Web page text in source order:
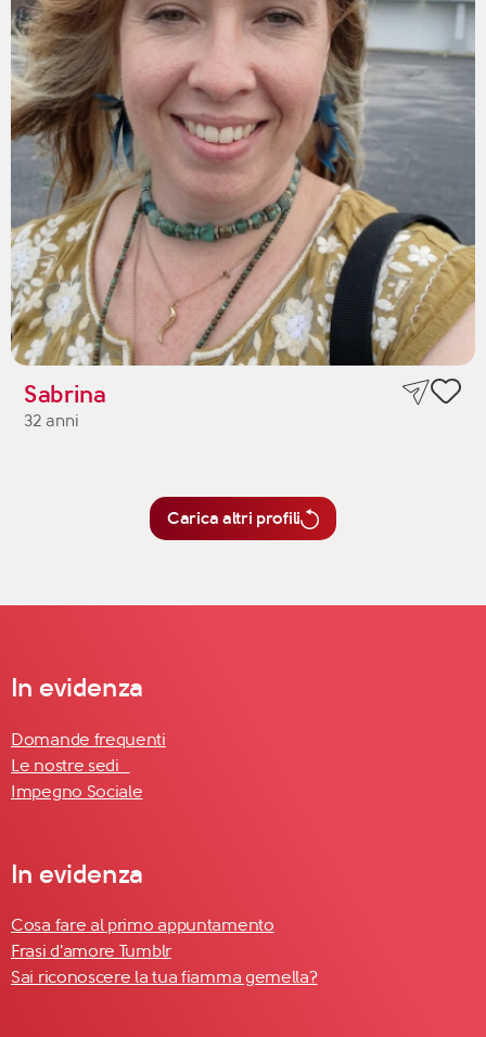
Sabrina
32 anni
Carica altri profili
In evidenza
Domande frequenti
Le nostre sedi
Impegno Sociale
In evidenza
Cosa fare al primo appuntamento
Frasi d'amore Tumblr
Sai riconoscere la tua fiamma gemella?